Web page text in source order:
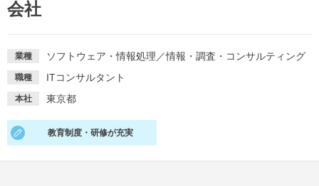
イベントを探す
就活ノウハウ・サポート
会社
業種 ソフトウェア・情報処理 ／情報・調査・コンサルティング
職種 ITコンサルタント
本社 東京都
教育制度・研修が充実